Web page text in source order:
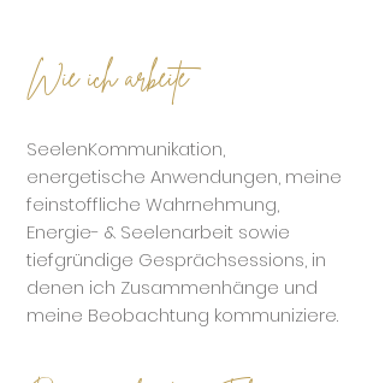
Wie ich arbeite
SeelenKommunikation,
energetische Anwendungen, meine
feinstoffliche Wahrnehmung,
Energie- & Seelenarbeit sowie
tiefgründige Gesprächsessions, in
denen ich Zusammenhänge und
meine Beobachtung kommuniziere.